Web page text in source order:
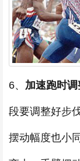
6、 加速跑时调
段要调整好步
摆动幅度也小